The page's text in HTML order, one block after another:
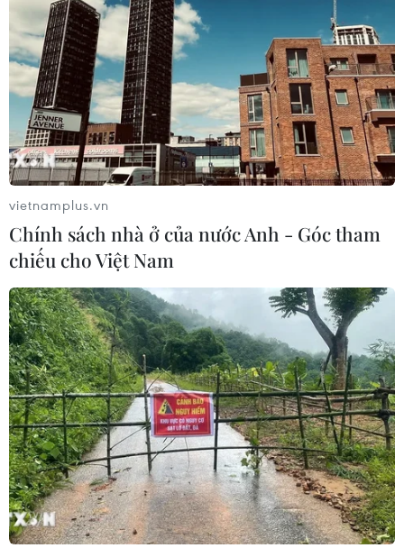
vietnamplus.vn
Chính sách nhà ở của nước Anh - Góc tham
chiếu cho Việt Nam